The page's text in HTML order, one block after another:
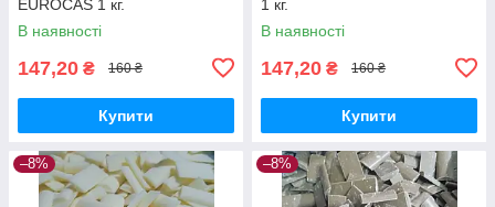
EUROCAS 1 кг.
В наявності
147,20 ₴ 160 ₴
Купити
1 кг.
В наявності
147,20 ₴ 160 ₴
Купити
–8% –8%